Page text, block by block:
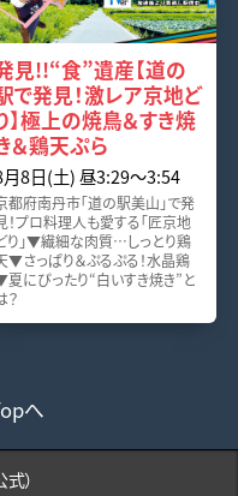
見!!“食”遺産【道の
で発見！激レア京地ど
】極上の焼鳥＆すき焼
＆鶏天ぷら
8日(土) 昼3:29〜3:54
都府南丹市「道の駅美山」で発
！プロ料理人も愛する「匠京地
り」▼繊細な肉質…しっとり鶏
▼さっぱり＆ぷるぷる！水晶鶏
にぴったり“白いすき焼き”と
？
へ
）